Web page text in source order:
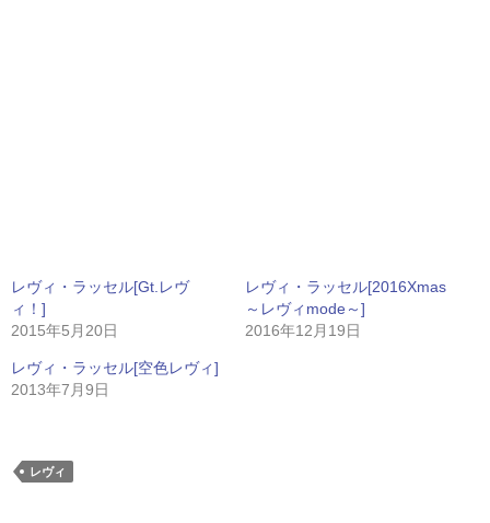
レヴィ・ラッセル[Gt.レヴ
ィ！]
2015年5月20日
レヴィ・ラッセル[2016Xmas
～レヴィmode～]
2016年12月19日
レヴィ・ラッセル[空色レヴィ]
2013年7月9日
レヴィ